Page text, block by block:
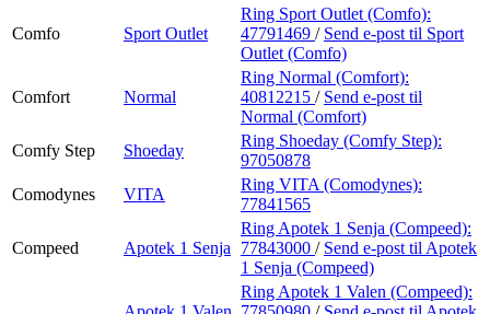
Comfo Sport Outlet
Ring Sport Outlet (Comfo):
47791469 / Send e-post til Sport
Outlet (Comfo)
Comfort Normal
Ring Normal (Comfort):
40812215 / Send e-post til
Normal (Comfort)
Comfy Step
Shoeday
Ring Shoeday (Comfy Step):
97050878
Comodynes
VITA
Ring VITA (Comodynes):
77841565
Compeed Apotek 1 Senja
Ring Apotek 1 Senja (Compeed):
77843000 / Send e-post til Apotek
1 Senja (Compeed)
Ring Apotek 1 Valen (Compeed):